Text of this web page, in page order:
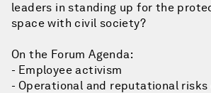
leaders in standing up for the
space with civil society?
On the Forum Agenda:
- Employee activism
- Operational and reputational